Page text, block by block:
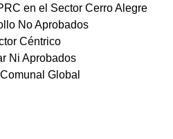
en el Sector Cerro Alegre
No Aprobados
Céntrico
Ni Aprobados
Global